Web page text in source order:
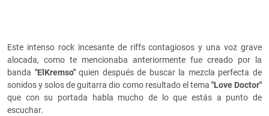
Este intenso rock incesante de riffs contagiosos y una voz grave
alocada, como te mencionaba anteriormente fue creado por la
banda "ElKremso"quien después de buscar la mezcla perfecta de
sonidos y solos de guitarra dio como resultado el tema "Love Doctor"
que con su portada habla mucho de lo que estás a punto de
escuchar.